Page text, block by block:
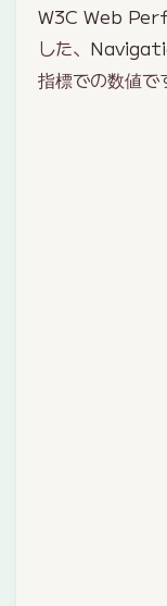
W3C Web
した、
指標での数値で